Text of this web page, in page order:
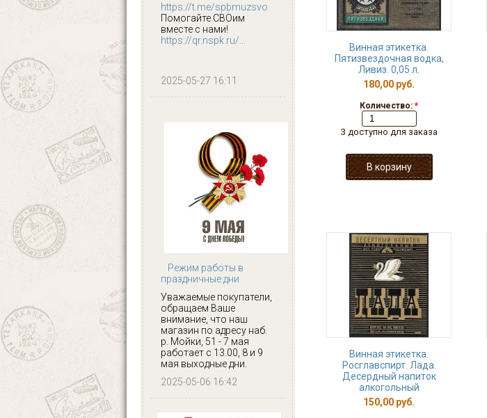
https://t.me/spbmuzsvo
Помогайте СВОим
вместе с нами!
https://qr.nspk.ru/...
2025-05-27 16:11
Режим работы в
праздничные дни
Уважаемые покупатели,
обращаем Ваше
внимание, что наш
магазин по адресу наб.
р. Мойки, 51 - 7 мая
работает с 13.00, 8 и 9
мая выходные дни.
2025-05-06 16:42
Винная этикетка.
Пятизвездочная водка,
Ливиз. 0,05 л.
180,00 руб.
Количество: *
3 доступно для заказа
Винная этикетка.
Росглавспирт. Лада.
Десердный напиток
алкогольный
150,00 руб.